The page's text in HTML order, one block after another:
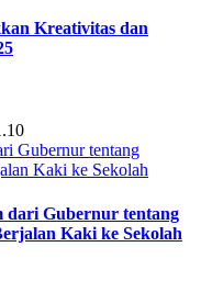
Kreativitas dan
Gubernur tentang
Kaki ke Sekolah
dari Gubernur tentang
Kaki ke Sekolah